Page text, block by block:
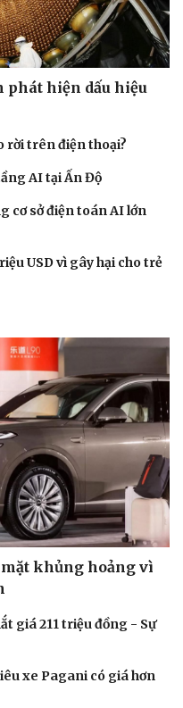
trí
Thời trang
phát hiện dấu hiệu
rời trên điện thoại?
AI tại Ấn Độ
cơ sở điện toán AI lớn
USD vì gây hại cho trẻ
khủng hoảng vì
giá 211 triệu đồng - Sự
xe Pagani có giá hơn